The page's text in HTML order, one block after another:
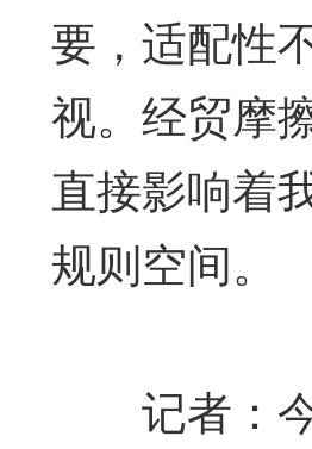
要，适配性
视。经贸摩
直接影响着
规则空间。
记者：今